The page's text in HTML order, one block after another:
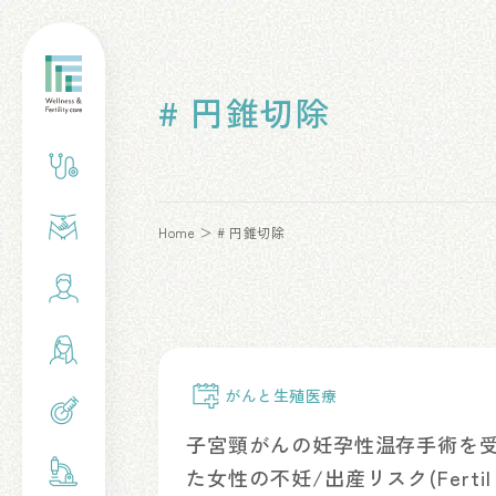
# 円錐切除
Home # 円錐切除
がんと生殖医療
子宮頸がんの妊孕性温存手術を
た女性の不妊/出産リスク(Fertil